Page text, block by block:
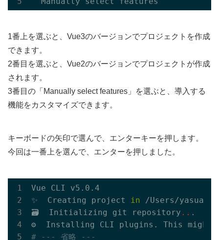
1番上を選ぶと、Vue3のバージョンでプロジェクトを作成
できます。
2番目を選ぶと、Vue2のバージョンでプロジェクトが作成
されます。
3番目の「Manually select features」を選ぶと、導入する
機能をカスタマイズできます。
キーボードの矢印で選んで、エンターキーを押します。
今回は一番上を選んで、エンターを押しました。
Vue CLI v5.0.4
✨  Creating project
in /Users/
🗃  Initializing git repository .. .
⚙️  Installing CLI plugins. This might
# --- 省略 ---